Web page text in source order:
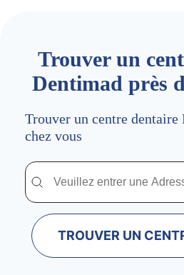
Trouver un
Dentimad près
Trouver un centre dentaire
chez vous
Trouver un centre
Trouver un centre dentaire
TROUVER UN